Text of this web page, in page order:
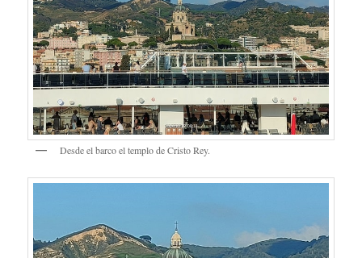
Desde el barco el templo de Cristo Rey.